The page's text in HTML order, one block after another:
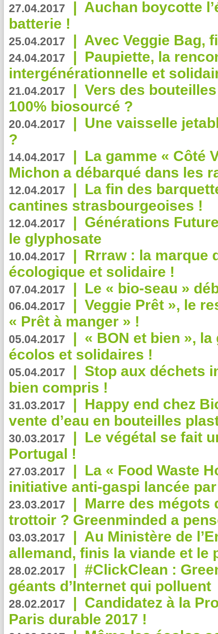
27.04.2017 | Auchan boycotte
batterie !
25.04.2017 | Avec Veggie Bag,
24.04.2017 | Paupiette, la
intergénérationnelle et
21.04.2017 | Vers des
100% biosourcé ?
20.04.2017 | Une vaisselle
?
14.04.2017 | La gamme « Côté
Michon a débarqué dans les
12.04.2017 | La fin des
cantines strasbourgeoises !
12.04.2017 | Générations
le glyphosate
10.04.2017 | Rrraw : la marque
écologique et solidaire !
07.04.2017 | Le « bio-seau »
06.04.2017 | Veggie Prêt », le
« Prêt à manger » !
05.04.2017 | « BON et bien »,
écolos et solidaires !
05.04.2017 | Stop aux déchets
bien compris !
31.03.2017 | Happy end chez
vente d’eau en bouteilles
30.03.2017 | Le végétal se fait
Portugal !
27.03.2017 | La « Food Waste
initiative anti-gaspi lancée
23.03.2017 | Marre des mégots
trottoir ? Greenminded a
03.03.2017 | Au Ministère de
allemand, finis la viande et le
28.02.2017 | #ClickClean :
géants d’Internet qui polluent
28.02.2017 | Candidatez à la
Paris durable 2017 !